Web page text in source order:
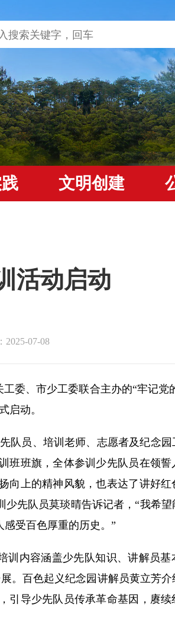
文明创建
活动启动
07-08
委、市少工委联合主办的“牢记党
启动。
队员、培训老师、志愿者及纪念园
班班旗，全体参训少先队员在领
向上的精神风貌，也表达了讲好
先队员莫琰晴告诉记者，“我希
受百色厚重的历史。”
训内容涵盖少先队知识、讲解员基
。百色起义纪念园讲解员黄立芳
引导少先队员传承革命基因，赓续